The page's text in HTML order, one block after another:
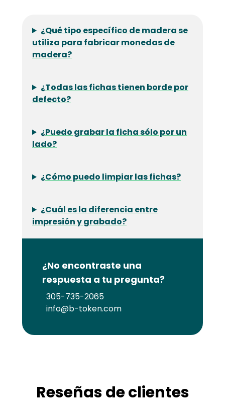
¿Qué tipo específico de madera se
utiliza para fabricar monedas de
madera?
¿Todas las fichas tienen borde por
defecto?
¿Puedo grabar la ficha sólo por un
lado?
¿Cómo puedo limpiar las fichas?
¿Cuál es la diferencia entre
impresión y grabado?
¿No encontraste una
respuesta a tu pregunta?
305-735-2065
info@b-token.com
Reseñas de clientes